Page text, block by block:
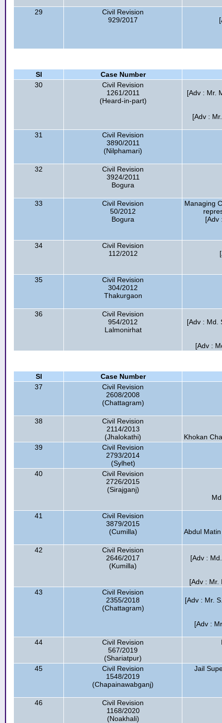
29
Civil Revision
929/2017
Sl
Case Number
30
Civil Revision
1261/2011
(Heard-in-part)
[Adv : Mr.
[Adv :
31
Civil Revision
3890/2011
(Nilphamari)
32
Civil Revision
3924/2011
Bogura
33
Civil Revision
50/2012
Bogura
Managing
[Adv
34
Civil Revision
112/2012
35
Civil Revision
304/2012
Thakurgaon
36
Civil Revision
954/2012
Lalmonirhat
[Adv : Md.
[Adv :
Sl
Case Number
37
Civil Revision
2608/2008
(Chattagram)
38
Civil Revision
2114/2013
(Jhalokathi)
Khokan
39
Civil Revision
2793/2014
(Sylhet)
40
Civil Revision
2726/2015
(Sirajganj)
41
Civil Revision
3879/2015
(Cumilla)
Abdul
42
Civil Revision
2646/2017
(Kumilla)
[Adv :
[Adv : Mr.
43
Civil Revision
2355/2018
(Chattagram)
[Adv : Mr.
[Adv :
44
Civil Revision
567/2019
(Shariatpur)
45
Civil Revision
1548/2019
(Chapainawabganj)
Jail
46
Civil Revision
1168/2020
(Noakhali)